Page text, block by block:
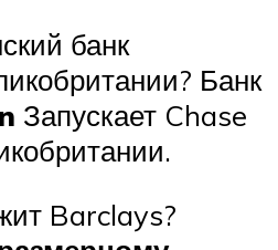
банк
Банк
Запускает Chase
Barclays?